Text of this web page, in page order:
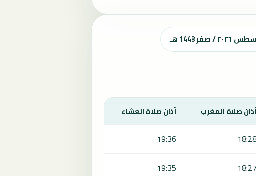
1448 هـ
أذان صلاة المغرب أذان صلاة العشاء
18:28
19:36
18:27
19:35